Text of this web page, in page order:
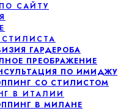
САЙТУ
СТИЛИСТА
ГАРДЕРОБА
ПРЕОБРАЖЕНИЕ
ПО ИМИДЖУ
СО СТИЛИСТОМ
В ИТАЛИИ
В МИЛАНЕ